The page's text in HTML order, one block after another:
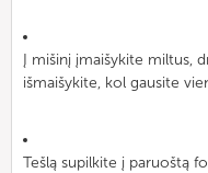
Į mišinį įmaišykite miltus,
išmaišykite, kol gausite
Tešlą supilkite į paruoštą